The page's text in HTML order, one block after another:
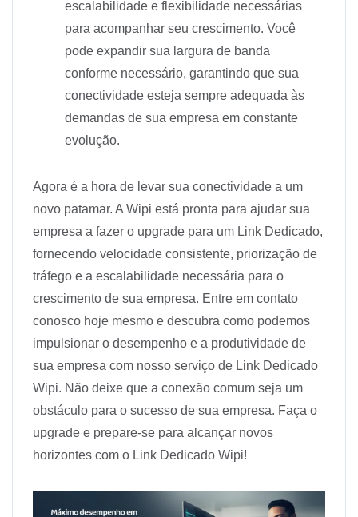
escalabilidade e flexibilidade necessárias
para acompanhar seu crescimento. Você
pode expandir sua largura de banda
conforme necessário, garantindo que sua
conectividade esteja sempre adequada às
demandas de sua empresa em constante
evolução.
Agora é a hora de levar sua conectividade a um
novo patamar. A Wipi está pronta para ajudar sua
empresa a fazer o upgrade para um Link Dedicado,
fornecendo velocidade consistente, priorização de
tráfego e a escalabilidade necessária para o
crescimento de sua empresa. Entre em contato
conosco hoje mesmo e descubra como podemos
impulsionar o desempenho e a produtividade de
sua empresa com nosso serviço de Link Dedicado
Wipi. Não deixe que a conexão comum seja um
obstáculo para o sucesso de sua empresa. Faça o
upgrade e prepare-se para alcançar novos
horizontes com o Link Dedicado Wipi!